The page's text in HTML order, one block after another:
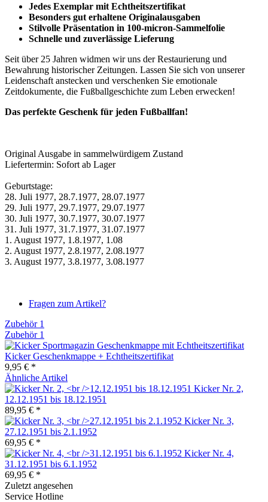
Jedes Exemplar mit Echtheitszertifikat
Besonders gut erhaltene Originalausgaben
Stilvolle Präsentation in 100-micron-Sammelfolie
Schnelle und zuverlässige Lieferung
Seit über 25 Jahren widmen wir uns der Restaurierung und
Bewahrung historischer Zeitungen. Lassen Sie sich von unserer
Leidenschaft anstecken und verschenken Sie emotionale
Zeitdokumente, die Fußballgeschichte zum Leben erwecken!
Das perfekte Geschenk für jeden Fußballfan!
Original Ausgabe in sammelwürdigem Zustand
Liefertermin: Sofort ab Lager
Geburtstage:
28. Juli 1977, 28.7.1977, 28.07.1977
29. Juli 1977, 29.7.1977, 29.07.1977
30. Juli 1977, 30.7.1977, 30.07.1977
31. Juli 1977, 31.7.1977, 31.07.1977
1. August 1977, 1.8.1977, 1.08
2. August 1977, 2.8.1977, 2.08.1977
3. August 1977, 3.8.1977, 3.08.1977
Fragen zum Artikel?
Zubehör 1
Zubehör 1
Kicker Geschenkmappe + Echtheitszertifikat
9,95 € *
Ähnliche Artikel
Kicker Nr. 2,
12.12.1951 bis 18.12.1951
89,95 € *
Kicker Nr. 3,
27.12.1951 bis 2.1.1952
69,95 € *
Kicker Nr. 4,
31.12.1951 bis 6.1.1952
69,95 € *
Zuletzt angesehen
Service Hotline